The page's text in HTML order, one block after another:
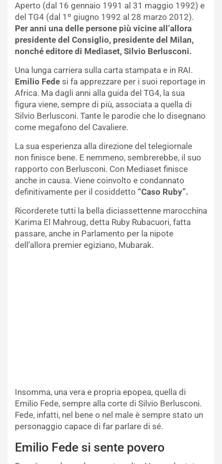
Aperto (dal 16 gennaio 1991 al 31 maggio 1992) e
del TG4 (dal 1º giugno 1992 al 28 marzo 2012).
Per anni una delle persone più vicine all’allora
presidente del Consiglio, presidente del Milan,
nonché editore di Mediaset, Silvio Berlusconi.
Una lunga carriera sulla carta stampata e in RAI.
Emilio Fede si fa apprezzare per i suoi reportage in
Africa. Ma dagli anni alla guida del TG4, la sua
figura viene, sempre di più, associata a quella di
Silvio Berlusconi. Tante le parodie che lo disegnano
come megafono del Cavaliere.
La sua esperienza alla direzione del telegiornale
non finisce bene. E nemmeno, sembrerebbe, il suo
rapporto con Berlusconi. Con Mediaset finisce
anche in causa. Viene coinvolto e condannato
definitivamente per il cosiddetto “Caso Ruby”.
Ricorderete tutti la bella diciassettenne marocchina
Karima El Mahroug, detta Ruby Rubacuori, fatta
passare, anche in Parlamento per la nipote
dell’allora premier egiziano, Mubarak.
Insomma, una vera e propria epopea, quella di
Emilio Fede, sempre alla corte di Silvio Berlusconi.
Fede, infatti, nel bene o nel male è sempre stato un
personaggio capace di far parlare di sé.
Emilio Fede si sente povero